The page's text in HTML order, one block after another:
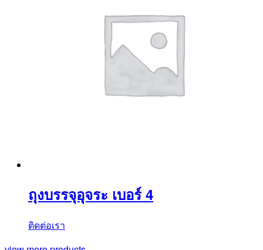
ถุงบรรจุอุจระ เบอร์ 4
ติดต่อเรา